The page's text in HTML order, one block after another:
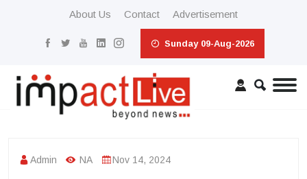
About Us Contact Advertisement
Sunday 09-Aug-2026
Admin NA Nov 14, 2024